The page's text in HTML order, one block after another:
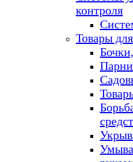
контроля
Товары